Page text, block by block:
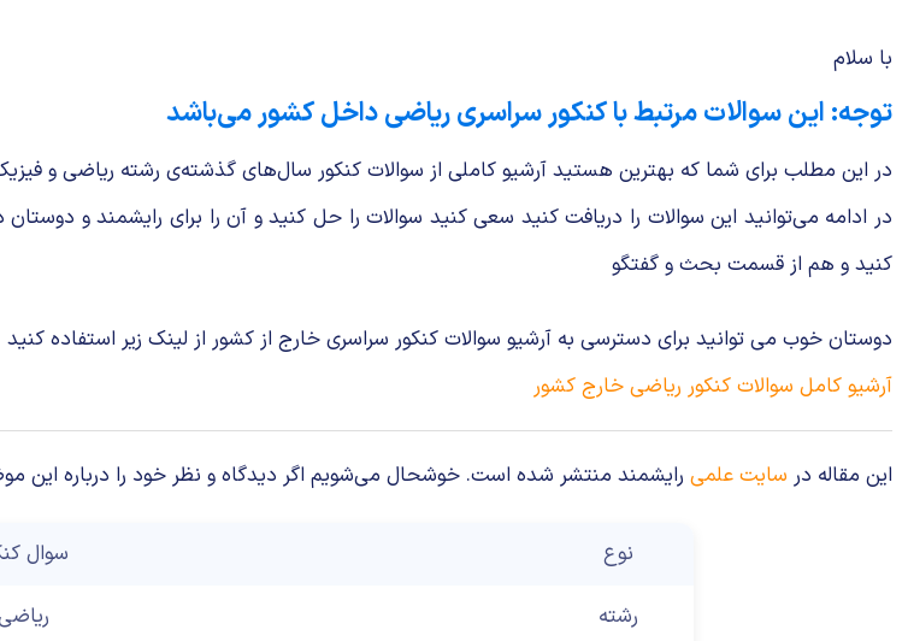
با سلام
توجه: این سوالات مرتبط با کنکور سراسری ریاضی داخل کشور می‌باشد
در این مطلب برای شما که بهترین هستید آرشیو کاملی از سوالات کنکور سال‌های گذشته‌ی رشته ریاضی و
در ادامه می‌توانید این سوالات را دریافت کنید سعی کنید سوالات را حل کنید و آن را برای رایشمند و
کنید و هم از قسمت بحث و گفتگو
دوستان خوب می توانید برای دسترسی به آرشیو سوالات کنکور سراسری خارج از کشور از لینک زیر استفاده کنید
آرشیو کامل سوالات کنکور ریاضی خارج کشور
این مقاله در سایت علمی رایشمند منتشر شده است. خوشحال می‌شویم اگر دیدگاه و نظر خود را درباره این
نوع سوال
رشته